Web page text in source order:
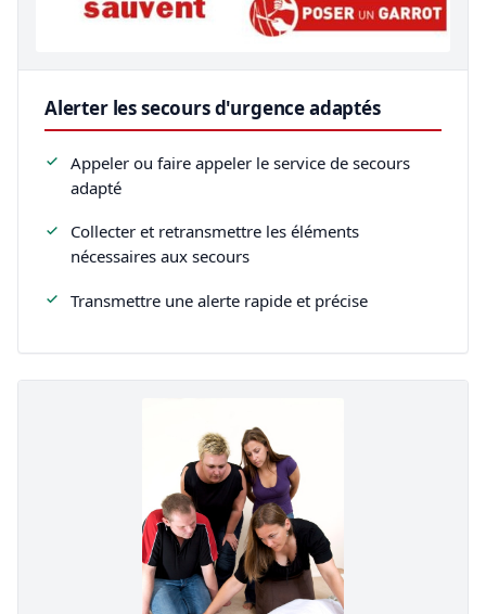
Alerter les secours d'urgence adaptés
Appeler ou faire appeler le service de secours
adapté
Collecter et retransmettre les éléments
nécessaires aux secours
Transmettre une alerte rapide et précise